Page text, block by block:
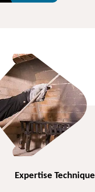
Expertise Technique